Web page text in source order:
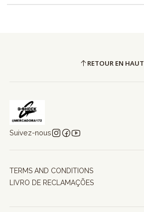
RETOUR EN HAUT
Suivez-nous
TERMS AND CONDITIONS
LIVRO DE RECLAMAÇÕES